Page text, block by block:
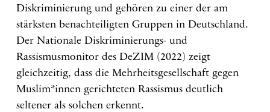
Diskriminierung und gehören zu einer der am
stärksten benachteiligten Gruppen in Deutschland.
Der Nationale Diskriminierungs- und
Rassismusmonitor des DeZIM (2022) zeigt
gleichzeitig, dass die Mehrheitsgesellschaft gegen
Muslim*innen gerichteten Rassismus deutlich
seltener als solchen erkennt.